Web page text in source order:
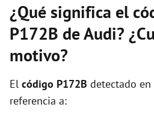
¿Qué significa el
P172B de Audi?
motivo?
El código P172B detectado
referencia a: